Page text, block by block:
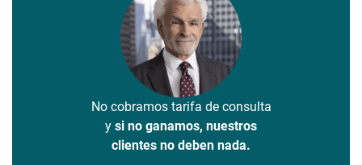
No cobramos tarifa de consulta
y si no ganamos, nuestros
clientes no deben nada.